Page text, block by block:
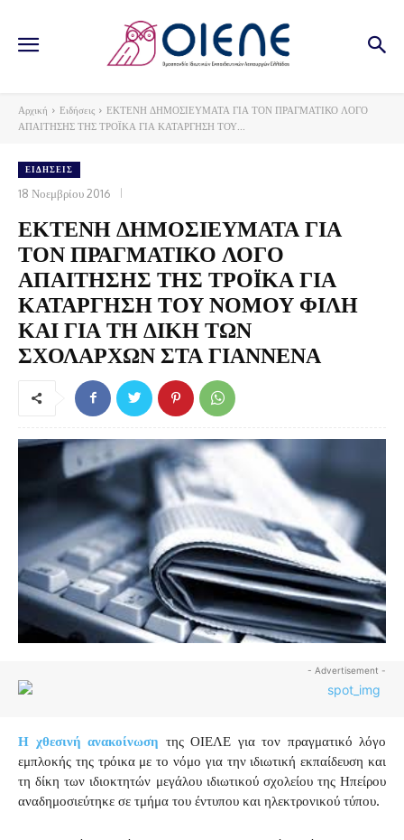
Αρχική Ειδήσεις
ΕΚΤΕΝΗ ΔΗΜΟΣΙΕΥΜΑΤΑ ΓΙΑ ΤΟΝ ΠΡΑΓΜΑΤΙΚΟ ΛΟΓΟ
ΑΠΑΙΤΗΣΗΣ ΤΗΣ ΤΡΟΪΚΑ ΓΙΑ ΚΑΤΑΡΓΗΣΗ ΤΟΥ...
ΕΙΔΉΣΕΙΣ
18 Νοεμβρίου 2016
ΕΚΤΕΝΗ ΔΗΜΟΣΙΕΥΜΑΤΑ ΓΙΑ
ΤΟΝ ΠΡΑΓΜΑΤΙΚΟ ΛΟΓΟ
ΑΠΑΙΤΗΣΗΣ ΤΗΣ ΤΡΟΪΚΑ ΓΙΑ
ΚΑΤΑΡΓΗΣΗ ΤΟΥ ΝΟΜΟΥ ΦΙΛΗ
ΚΑΙ ΓΙΑ ΤΗ ΔΙΚΗ ΤΩΝ
ΣΧΟΛΑΡΧΩΝ ΣΤΑ ΓΙΑΝΝΕΝΑ
- Advertisement -
Η χθεσινή ανακοίνωση της ΟΙΕΛΕ για τον πραγματικό λόγο
εμπλοκής της τρόικα με το νόμο για την ιδιωτική εκπαίδευση και
τη δίκη των ιδιοκτητών μεγάλου ιδιωτικού σχολείου της Ηπείρου
αναδημοσιεύτηκε σε τμήμα του έντυπου και ηλεκτρονικού τύπου.